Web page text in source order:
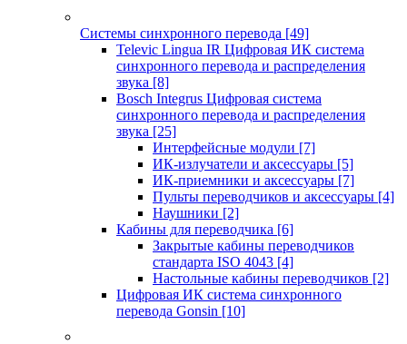
Системы синхронного перевода [49]
Televic Lingua IR Цифровая ИК система
синхронного перевода и распределения
звука [8]
Bosch Integrus Цифровая система
синхронного перевода и распределения
звука [25]
Интерфейсные модули [7]
ИК-излучатели и аксессуары [5]
ИК-приемники и аксессуары [7]
Пульты переводчиков и аксессуары [4]
Наушники [2]
Кабины для переводчика [6]
Закрытые кабины переводчиков
стандарта ISO 4043 [4]
Настольные кабины переводчиков [2]
Цифровая ИК система синхронного
перевода Gonsin [10]